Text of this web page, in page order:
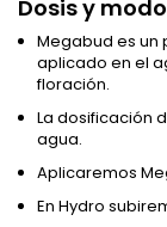
Dosis y
Megabud es un
aplicado en el
floración.
La dosificación
agua.
Aplicaremos
En Hydro